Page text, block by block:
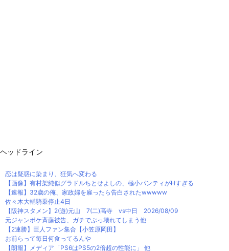
ヘッドライン
恋は疑惑に染まり、狂気へ変わる
【画像】有村架純似グラドルちとせよしの、極小パンティがHすぎる
【速報】32歳の俺、家政婦を雇ったら告白されたwwwww
佐々木大輔騎乗停止4日
【阪神スタメン】2(遊)元山 7(二)高寺 vs中日 2026/08/09
元ジャンポケ斉藤被告、ガチでぶっ壊れてしまう他
【2連勝】巨人ファン集合【小笠原岡田】
お前らって毎日何食ってるんや
【朗報】メディア「PS6はPS5の2倍超の性能に」 他